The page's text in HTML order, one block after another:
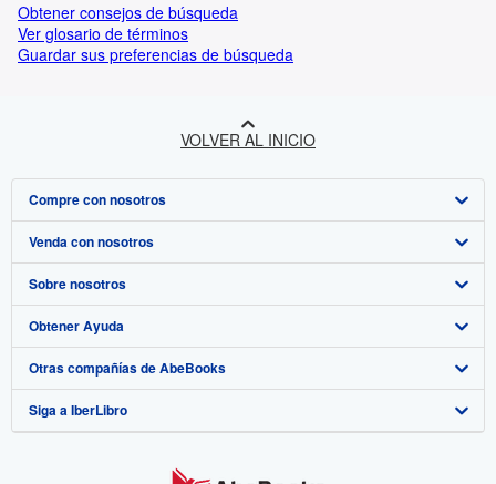
Obtener consejos de búsqueda
Ver glosario de términos
Guardar sus preferencias de búsqueda
VOLVER AL INICIO
Compre con nosotros
Búsqueda avanzada
Colecciones
Mi cuenta
Mis pedidos
Ver carrito
Venda con nosotros
Comenzar a vender
Únase a nuestro programa de afiliados
Recomiende un vendedor
Sobre nosotros
Sobre IberLibro
Medios
Empleo
Obtener Ayuda
Preguntas frecuentes y guías
Atención al Cliente
Otras compañías de AbeBooks
AbeBooks.com
Siga a IberLibro